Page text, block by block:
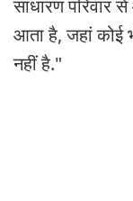
साधारण परिवार
आता है, जहां कोई
नहीं है."